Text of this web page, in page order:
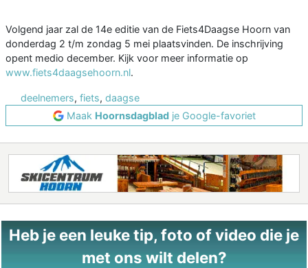
Volgend jaar zal de 14e editie van de Fiets4Daagse Hoorn van
donderdag 2 t/m zondag 5 mei plaatsvinden. De inschrijving
opent medio december. Kijk voor meer informatie op
www.fiets4daagsehoorn.nl.
deelnemers, fiets, daagse
Maak Hoornsdagbladje Google-favoriet
Heb je een leuke tip, foto of video die je
met ons wilt delen?